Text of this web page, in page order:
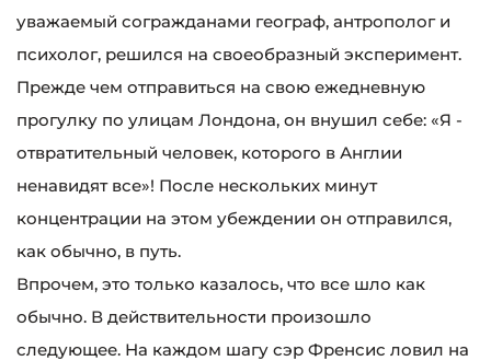
уважаемый согражданами географ, антрополог и
психолог, решился на своеобразный эксперимент.
Прежде чем отправиться на свою ежедневную
прогулку по улицам Лондона, он внушил себе: «Я -
отвратительный человек, которого в Англии
ненавидят все»! После нескольких минут
концентрации на этом убеждении он отправился,
как обычно, в путь.
Впрочем, это только казалось, что все шло как
обычно. В действительности произошло
следующее. На каждом шагу сэр Френсис ловил на